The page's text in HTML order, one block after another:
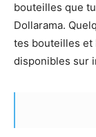
bouteilles que
Dollarama.
tes bouteilles et
disponibles sur